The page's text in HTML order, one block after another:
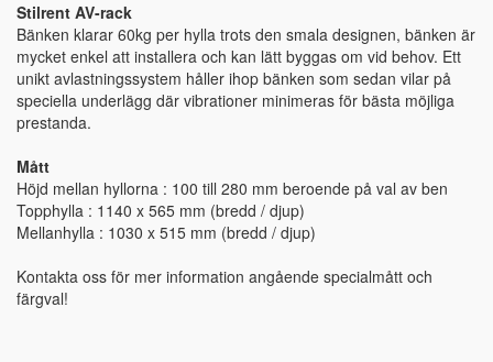
Stilrent AV-rack
Bänken klarar 60kg per hylla trots den smala designen, bänken är
mycket enkel att installera och kan lätt byggas om vid behov. Ett
unikt avlastningssystem håller ihop bänken som sedan vilar på
speciella underlägg där vibrationer minimeras för bästa möjliga
prestanda.
Mått
Höjd mellan hyllorna : 100 till 280 mm beroende på val av ben
Topphylla : 1140 x 565 mm (bredd / djup)
Mellanhylla : 1030 x 515 mm (bredd / djup)
Kontakta oss för mer information angående specialmått och
färgval!